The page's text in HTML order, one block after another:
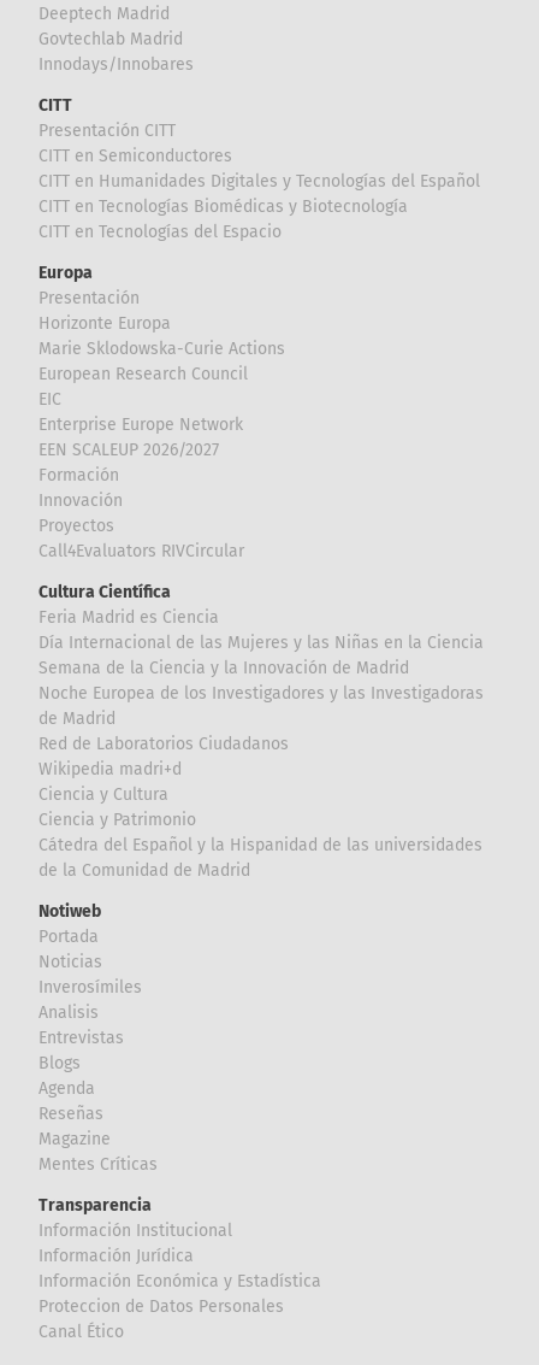
Deeptech Madrid
Govtechlab Madrid
Innodays/Innobares
CITT
Presentación CITT
CITT en Semiconductores
CITT en Humanidades Digitales y Tecnologías del Español
CITT en Tecnologías Biomédicas y Biotecnología
CITT en Tecnologías del Espacio
Europa
Presentación
Horizonte Europa
Marie Sklodowska-Curie Actions
European Research Council
EIC
Enterprise Europe Network
EEN SCALEUP 2026/2027
Formación
Innovación
Proyectos
Call4Evaluators RIVCircular
Cultura Científica
Feria Madrid es Ciencia
Día Internacional de las Mujeres y las Niñas en la Ciencia
Semana de la Ciencia y la Innovación de Madrid
Noche Europea de los Investigadores y las Investigadoras
de Madrid
Red de Laboratorios Ciudadanos
Wikipedia madri+d
Ciencia y Cultura
Ciencia y Patrimonio
Cátedra del Español y la Hispanidad de las universidades
de la Comunidad de Madrid
Notiweb
Portada
Noticias
Inverosímiles
Analisis
Entrevistas
Blogs
Agenda
Reseñas
Magazine
Mentes Críticas
Transparencia
Información Institucional
Información Jurídica
Información Económica y Estadística
Proteccion de Datos Personales
Canal Ético